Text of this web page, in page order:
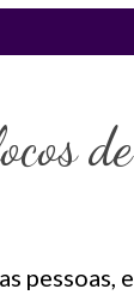
pessoas,